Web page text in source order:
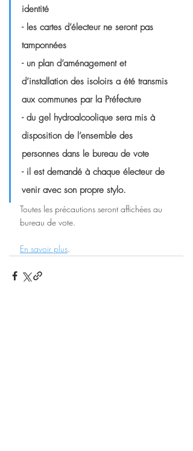
identité
- les cartes d’électeur ne seront pas
tamponnées
- un plan d’aménagement et
d’installation des isoloirs a été transmis
aux communes par la Préfecture
- du gel hydroalcoolique sera mis à
disposition de l’ensemble des
personnes dans le bureau de vote
- il est demandé à chaque électeur de
venir avec son propre stylo.
Toutes les précautions seront affichées au
bureau de vote.
En savoir plus